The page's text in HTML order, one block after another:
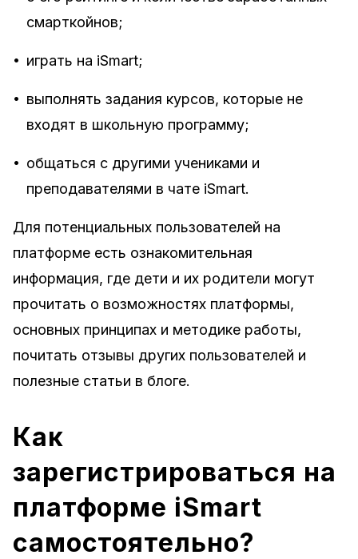
смарткойнов;
• играть на iSmart;
• выполнять задания курсов, которые не
входят в школьную программу;
• общаться с другими учениками и
преподавателями в чате iSmart.
Для потенциальных пользователей на
платформе есть ознакомительная
информация, где дети и их родители могут
прочитать о возможностях платформы,
основных принципах и методике работы,
почитать отзывы других пользователей и
полезные статьи в блоге.
Как
зарегистрироваться на
платформе iSmart
самостоятельно?